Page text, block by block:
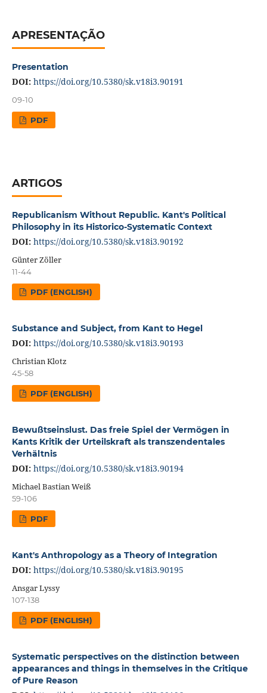
APRESENTAÇÃO
Presentation
DOI: https://doi.org/10.5380/sk.v18i3.90191
09-10
PDF
ARTIGOS
Republicanism Without Republic. Kant's Political
Philosophy in its Historico-Systematic Context
DOI: https://doi.org/10.5380/sk.v18i3.90192
Günter Zöller
11-44
PDF (ENGLISH)
Substance and Subject, from Kant to Hegel
DOI: https://doi.org/10.5380/sk.v18i3.90193
Christian Klotz
45-58
PDF (ENGLISH)
Bewußtseinslust. Das freie Spiel der Vermögen in
Kants Kritik der Urteilskraft als transzendentales
Verhältnis
DOI: https://doi.org/10.5380/sk.v18i3.90194
Michael Bastian Weiß
59-106
PDF
Kant's Anthropology as a Theory of Integration
DOI: https://doi.org/10.5380/sk.v18i3.90195
Ansgar Lyssy
107-138
PDF (ENGLISH)
Systematic perspectives on the distinction between
appearances and things in themselves in the Critique
of Pure Reason